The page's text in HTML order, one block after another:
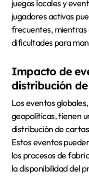
juegos locales y
jugadores activas
frecuentes,
dificultades para
Impacto de
distribución
Los eventos
geopolíticas, tienen
distribución de
Estos eventos
los procesos de
la disponibilidad del